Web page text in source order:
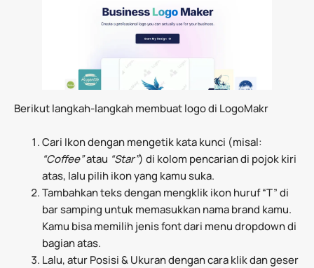
Berikut langkah-langkah membuat logo di LogoMakr
Cari Ikon dengan mengetik kata kunci (misal:
“Coffee”atau “Star”) di kolom pencarian di pojok kiri
atas, lalu pilih ikon yang kamu suka.
Tambahkan teks dengan mengklik ikon huruf “T” di
bar samping untuk memasukkan nama brand kamu.
Kamu bisa memilih jenis font dari menu dropdown di
bagian atas.
Lalu, atur Posisi & Ukuran dengan cara klik dan geser